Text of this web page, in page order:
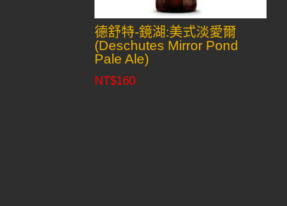
德舒特-鏡湖:美式淡愛爾
(Deschutes Mirror Pond
Pale Ale)
NT$160